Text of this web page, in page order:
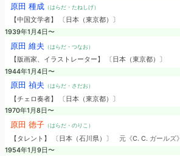
原田 種成（はらだ・たねしげ）
【中国文学者】 〔日本（東京都）〕
1939年1月4日〜
原田 維夫 （はらだ・つなお）
【版画家、イラストレーター】 〔日本（東京都）〕
1944年1月4日〜
原田 禎夫 （はらだ・さだお）
【チェロ奏者】 〔日本（東京都）〕
1970年1月8日〜
原田 徳子（はらだ・のりこ）
【タレント】 〔日本（石川県）〕 元《C. C. ガールズ》
1954年1月9日〜